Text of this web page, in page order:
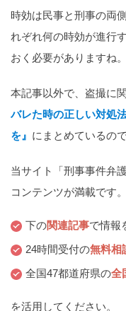
時効は民事と刑事の両
れぞれ何の時効が進行
おく必要がありますね。
本記事以外で、盗撮に
バレた時の正しい対処
を』 にまとめているの
当サイト「刑事事件弁
コンテンツが満載です。
下の関連記事で情報
24時間受付の無料相
全国47都道府県の全
を活用してください。